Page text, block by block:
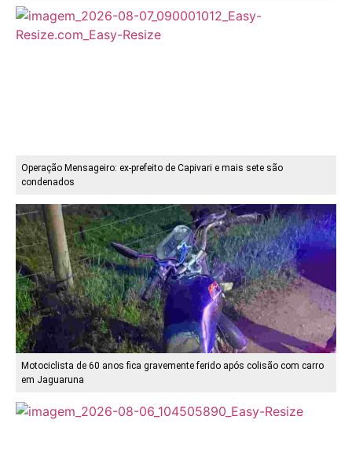
Operação Mensageiro: ex-prefeito de Capivari e mais sete são
condenados
Motociclista de 60 anos fica gravemente ferido após colisão com carro
em Jaguaruna